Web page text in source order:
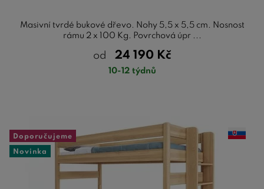
Masivní tvrdé bukové dřevo. Nohy 5,5 x 5,5 cm. Nosnost
rámu 2 x 100 Kg. Povrchová úpr ...
od 24 190 Kč
10-12 týdnů
Doporučujeme
Novinka